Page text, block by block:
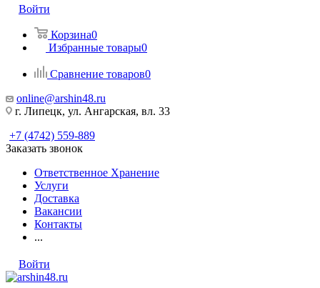
Войти
Корзина0
Избранные товары0
Сравнение товаров0
online@arshin48.ru
г. Липецк, ул. Ангарская, вл. 33
+7 (4742) 559-889
Заказать звонок
Ответственное Хранение
Услуги
Доставка
Вакансии
Контакты
...
Войти